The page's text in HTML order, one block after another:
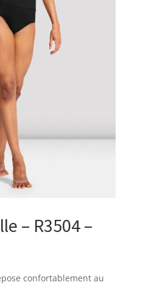
– R3504 –
confortablement au